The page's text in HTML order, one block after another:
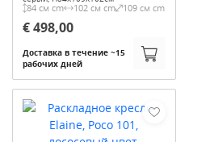
84 см cm 102 см cm 109 см cm
€ 498,00
Доставка в течение ~15
рабочих дней